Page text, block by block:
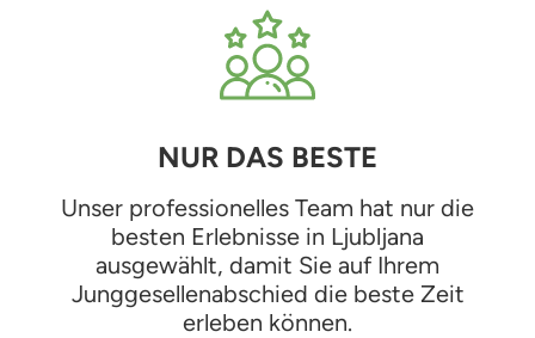
NUR DAS BESTE
Unser professionelles Team hat nur die
besten Erlebnisse in Ljubljana
ausgewählt, damit Sie auf Ihrem
Junggesellenabschied die beste Zeit
erleben können.